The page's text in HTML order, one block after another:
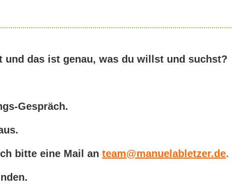
und das ist genau, was du willst und suchst?
Gespräch.
bitte eine Mail an team@manuelabletzer.de.